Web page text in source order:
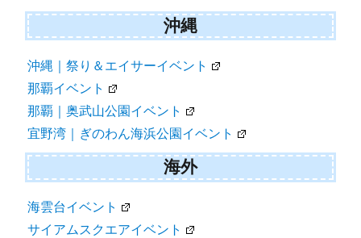
沖縄
沖縄｜祭り＆エイサーイベント
那覇イベント
那覇｜奥武山公園イベント
宜野湾｜ぎのわん海浜公園イベント
海外
海雲台イベント
サイアムスクエアイベント